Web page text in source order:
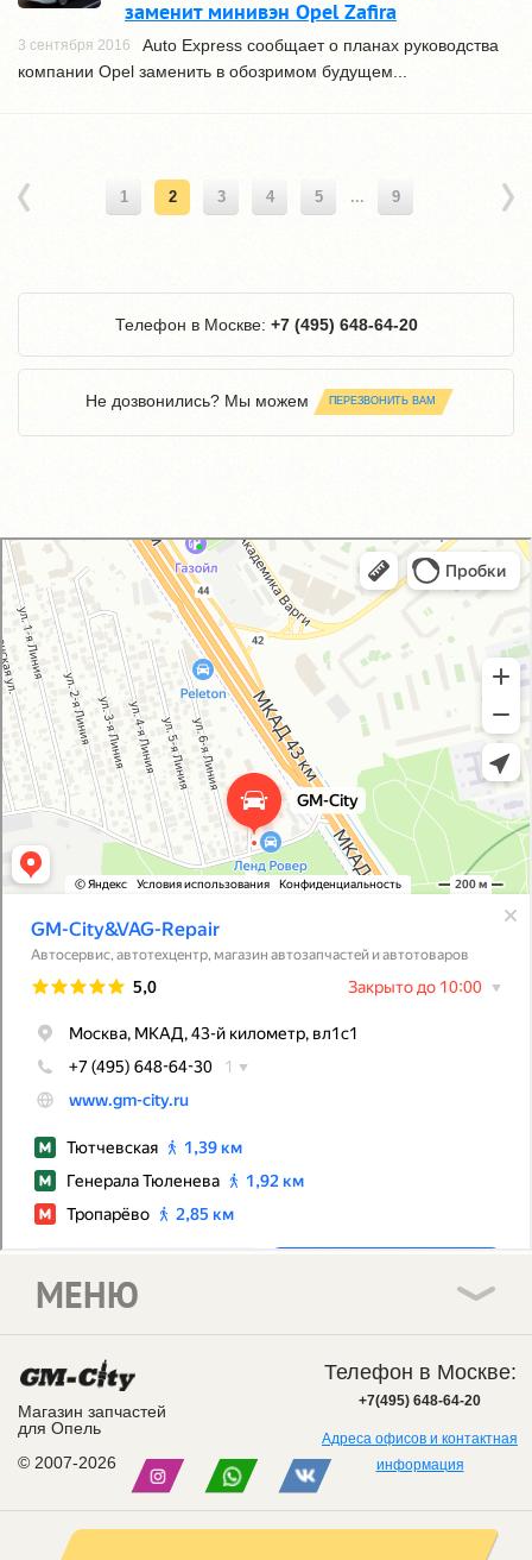
заменит минивэн Opel Zafira
3 сентября 2016
Auto Express сообщает о планах руководства
компании Opel заменить в обозримом будущем...
1 2 3 4 5 ... 9
Телефон в Москве: +7 (495) 648-64-20
Не дозвонились? Мы можем ПЕРЕЗВОНИТЬ ВАМ
GM-City&VAG-Repair
Автосервис, автотехцентр в Москве
Магазин автозапчастей и автотоваров в Москве
Магазин запчастей
для Опель
© 2007-2026
МЕНЮ
Телефон в Москве:
+7(495) 648-64-20
Адреса офисов и контактная
информация